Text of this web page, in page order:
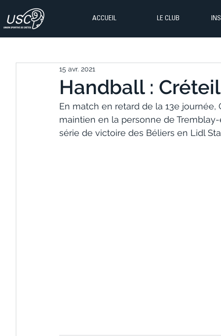
ACCUEIL LE CLUB
Handball :
15 avr. 2021
En match en retard de la 13e
maintien en la personne de
série de victoire des Béliers en Lidl